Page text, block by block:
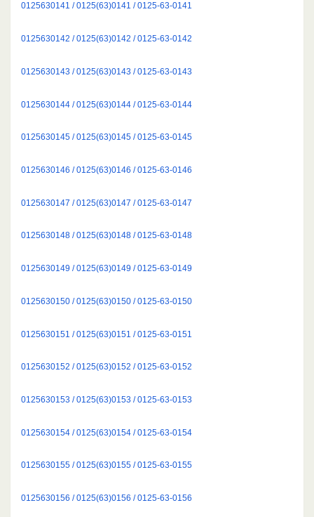
0125630141 / 0125(63)0141 / 0125-63-0141
0125630142 / 0125(63)0142 / 0125-63-0142
0125630143 / 0125(63)0143 / 0125-63-0143
0125630144 / 0125(63)0144 / 0125-63-0144
0125630145 / 0125(63)0145 / 0125-63-0145
0125630146 / 0125(63)0146 / 0125-63-0146
0125630147 / 0125(63)0147 / 0125-63-0147
0125630148 / 0125(63)0148 / 0125-63-0148
0125630149 / 0125(63)0149 / 0125-63-0149
0125630150 / 0125(63)0150 / 0125-63-0150
0125630151 / 0125(63)0151 / 0125-63-0151
0125630152 / 0125(63)0152 / 0125-63-0152
0125630153 / 0125(63)0153 / 0125-63-0153
0125630154 / 0125(63)0154 / 0125-63-0154
0125630155 / 0125(63)0155 / 0125-63-0155
0125630156 / 0125(63)0156 / 0125-63-0156